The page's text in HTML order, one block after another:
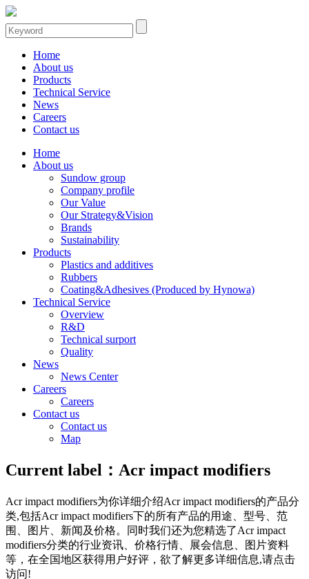
Home
About us
Products
Technical Service
News
Careers
Contact us
Home
About us
Sundow group
Company profile
Our Value
Our Strategy&Vision
Brands
Sustainability
Products
Plastics and additives
Rubbers
Coating&Adhesives (Produced by Hynowa)
Technical Service
Overview
R&D
Technical surport
Quality
News
News Center
Careers
Careers
Contact us
Contact us
Map
Current label： Acr impact modifiers
Acr impact modifiers为你详细介绍Acr impact modifiers的产品分
类,包括Acr impact modifiers下的所有产品的用途、型号、范
围、图片、新闻及价格。同时我们还为您精选了Acr impact
modifiers分类的行业资讯、价格行情、展会信息、图片资料
等，在全国地区获得用户好评，欲了解更多详细信息,请点击
访问!